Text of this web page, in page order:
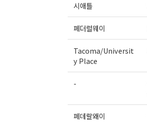
시애틀
페더럴웨이
Tacoma/Universit
y Place
-
페데랄왜이